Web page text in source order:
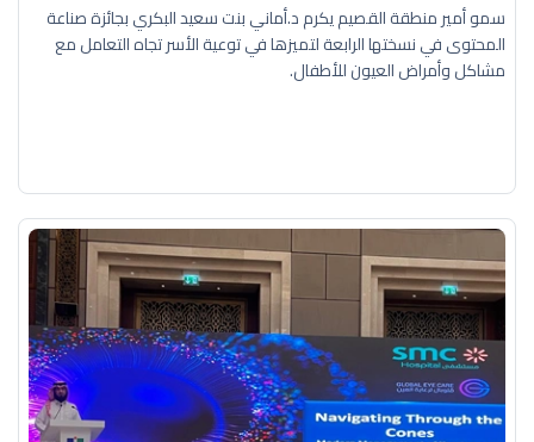
سمو أمير منطقة القصيم يكرم د.أماني بنت سعيد البكري بجائزة صناعة
المحتوى في نسختها الرابعة لتميزها في توعية الأسر تجاه التعامل مع
مشاكل وأمراض العيون للأطفال.